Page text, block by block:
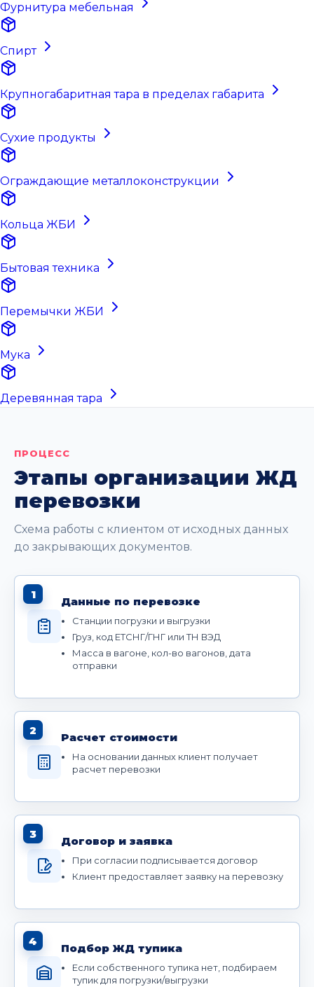
Фурнитура мебельная
Спирт
Крупногабаритная тара в пределах габарита
Сухие продукты
Ограждающие металлоконструкции
Кольца ЖБИ
Бытовая техника
Перемычки ЖБИ
Мука
Деревянная тара
ПРОЦЕСС
Этапы организации ЖД
перевозки
Схема работы с клиентом от исходных данных
до закрывающих документов.
1
Данные по перевозке
Станции погрузки и выгрузки
Груз, код ЕТСНГ/ГНГ или ТН ВЭД
Масса в вагоне, кол-во вагонов, дата
отправки
2
Расчет стоимости
На основании данных клиент получает
расчет перевозки
3
Договор и заявка
При согласии подписывается договор
Клиент предоставляет заявку на перевозку
4
Подбор ЖД тупика
Если собственного тупика нет, подбираем
тупик для погрузки/выгрузки